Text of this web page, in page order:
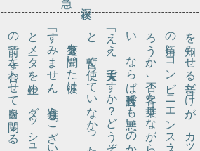
、
「ええ、大丈夫ですか？どうぞ」
返答を聞いた彼は、
「すみません、有難うございます」
。